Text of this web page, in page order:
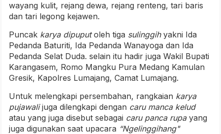
wayang kulit, rejang dewa, rejang renteng, tari baris
dan tari legong kejawen.
Puncak karya dipuputoleh tiga sulinggihyakni Ida
Pedanda Baturiti, Ida Pedanda Wanayoga dan Ida
Pedanda Selat Duda. selain itu hadir juga Wakil Bupati
Karangasem, Romo Mangku Pura Medang Kamulan
Gresik, Kapolres Lumajang, Camat Lumajang.
Untuk melengkapi persembahan, rangkaian karya
pujawalijuga dilengkapi dengan caru manca kelud
atau yang juga disebut sebagai caru panca rupayang
juga digunakan saat upacara “Ngelinggihang"